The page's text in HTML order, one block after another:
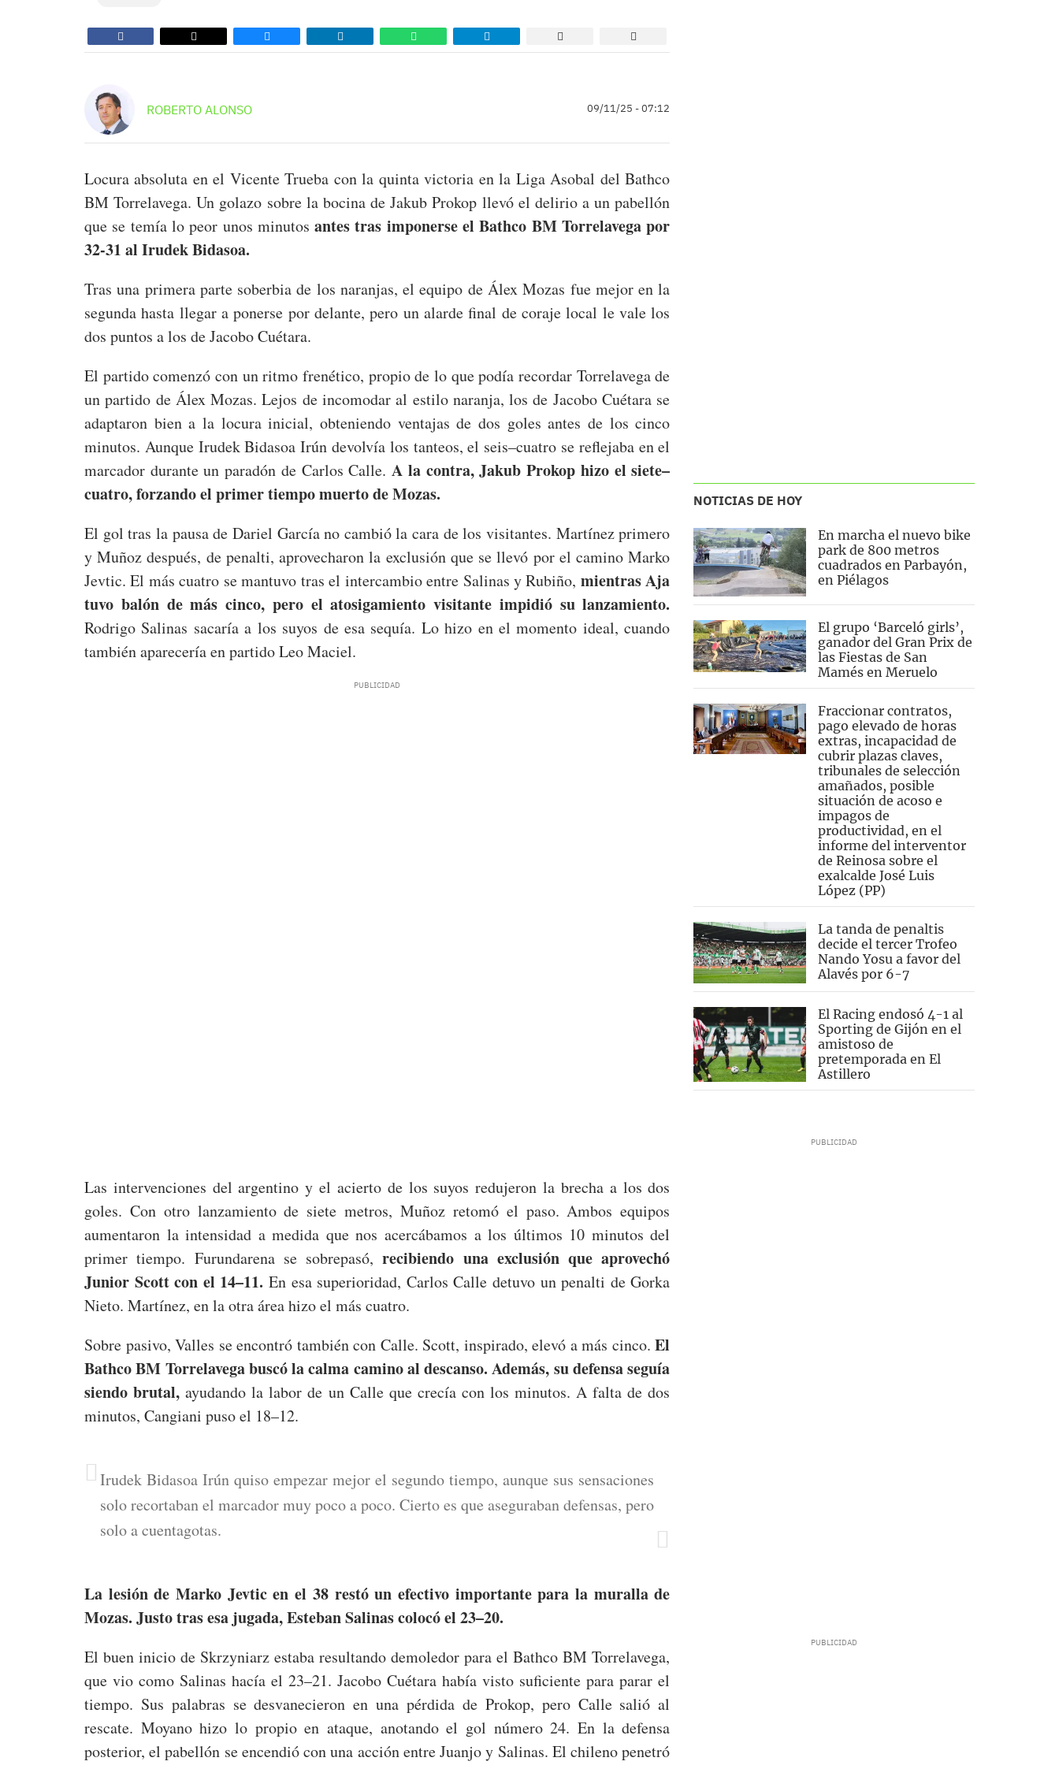
ROBERTO ALONSO 09/11/25 - 07:12
Locura absoluta en el Vicente Trueba con la quinta victoria en la Liga Asobal del Bathco
BM Torrelavega. Un golazo sobre la bocina de Jakub Prokop llevó el delirio a un pabellón
que se temía lo peor unos minutos antes tras imponerse el Bathco BM Torrelavega por
32-31 al Irudek Bidasoa.
Tras una primera parte soberbia de los naranjas, el equipo de Álex Mozas fue mejor en la
segunda hasta llegar a ponerse por delante, pero un alarde final de coraje local le vale los
dos puntos a los de Jacobo Cuétara.
El partido comenzó con un ritmo frenético, propio de lo que podía recordar Torrelavega de
un partido de Álex Mozas. Lejos de incomodar al estilo naranja, los de Jacobo Cuétara se
adaptaron bien a la locura inicial, obteniendo ventajas de dos goles antes de los cinco
minutos. Aunque Irudek Bidasoa Irún devolvía los tanteos, el seis–cuatro se reflejaba en el
marcador durante un paradón de Carlos Calle.A la contra, Jakub Prokop hizo el siete–
cuatro, forzando el primer tiempo muerto de Mozas.
El gol tras la pausa de Dariel García no cambió la cara de los visitantes. Martínez primero
y Muñoz después, de penalti, aprovecharon la exclusión que se llevó por el camino Marko
Jevtic. El más cuatro se mantuvo tras el intercambio entre Salinas y Rubiño, mientras Aja
tuvo balón de más cinco, pero el atosigamiento visitante impidió su lanzamiento.
Rodrigo Salinas sacaría a los suyos de esa sequía. Lo hizo en el momento ideal, cuando
también aparecería en partido Leo Maciel.
Las intervenciones del argentino y el acierto de los suyos redujeron la brecha a los dos
goles. Con otro lanzamiento de siete metros, Muñoz retomó el paso. Ambos equipos
aumentaron la intensidad a medida que nos acercábamos a los últimos 10 minutos del
primer tiempo. Furundarena se sobrepasó,recibiendo una exclusión que aprovechó
Junior Scott con el 14–11. En esa superioridad, Carlos Calle detuvo un penalti de Gorka
Nieto. Martínez, en la otra área hizo el más cuatro.
Sobre pasivo, Valles se encontró también con Calle. Scott, inspirado, elevó a más cinco. El
Bathco BM Torrelavega buscó la calma camino al descanso. Además, su defensa seguía
siendo brutal, ayudando la labor de un Calle que crecía con los minutos. A falta de dos
minutos, Cangiani puso el 18–12.
Irudek Bidasoa Irún quiso empezar mejor el segundo tiempo, aunque sus sensaciones
solo recortaban el marcador muy poco a poco. Cierto es que aseguraban defensas, pero
solo a cuentagotas.
La lesión de Marko Jevtic en el 38 restó un efectivo importante para la muralla de
Mozas. Justo tras esa jugada, Esteban Salinas colocó el 23–20.
El buen inicio de Skrzyniarz estaba resultando demoledor para el Bathco BM Torrelavega,
que vio como Salinas hacía el 23–21. Jacobo Cuétara había visto suficiente para parar el
tiempo. Sus palabras se desvanecieron en una pérdida de Prokop, pero Calle salió al
rescate. Moyano hizo lo propio en ataque, anotando el gol número 24. En la defensa
posterior, el pabellón se encendió con una acción entre Juanjo y Salinas. El chileno penetró
NOTICIAS DE HOY
En marcha el nuevo bike
park de 800 metros
cuadrados en Parbayón,
en Piélagos
El grupo ‘Barceló girls’,
ganador del Gran Prix de
las Fiestas de San
Mamés en Meruelo
Fraccionar contratos,
pago elevado de horas
extras, incapacidad de
cubrir plazas claves,
tribunales de selección
amañados, posible
situación de acoso e
impagos de
productividad, en el
informe del interventor
de Reinosa sobre el
exalcalde José Luis
López (PP)
La tanda de penaltis
decide el tercer Trofeo
Nando Yosu a favor del
Alavés por 6-7
El Racing endosó 4-1 al
Sporting de Gijón en el
amistoso de
pretemporada en El
Astillero